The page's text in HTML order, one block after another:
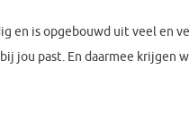
en is opgebouwd uit veel en
jou past. En daarmee